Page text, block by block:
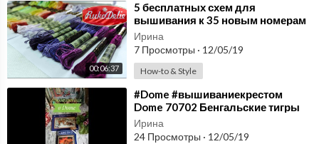
00:06:37
⁣5 бесплатных схем для
вышивания к 35 новым номерам
мулине DMC
Ирина
7 Просмотры · 12/05/19
How-to & Style
⁣#Dome #вышиваниекрестом
Dome 70702 Бенгальские тигры
процесс вышивания
Ирина
24 Просмотры · 12/05/19